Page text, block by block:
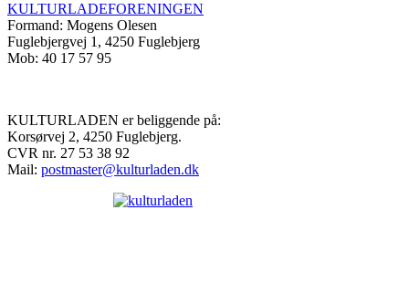
KULTURLADEFORENINGEN
Formand: Mogens Olesen
Fuglebjergvej 1, 4250 Fuglebjerg
Mob: 40 17 57 95
KULTURLADEN er beliggende på:
Korsørvej 2, 4250 Fuglebjerg.
CVR nr. 27 53 38 92
Mail: postmaster@kulturladen.dk